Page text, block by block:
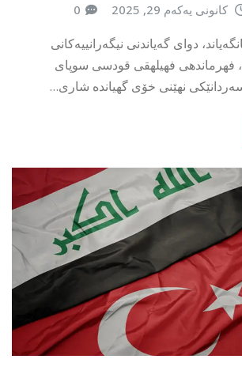
کانونی یەکەم 29, 2025 0
دوای گەیاندنی نیگەرانییەکانی
فهرماندهی فهیلهقی قودسی سوپای
نهێنی خۆى گهیانده شارى…